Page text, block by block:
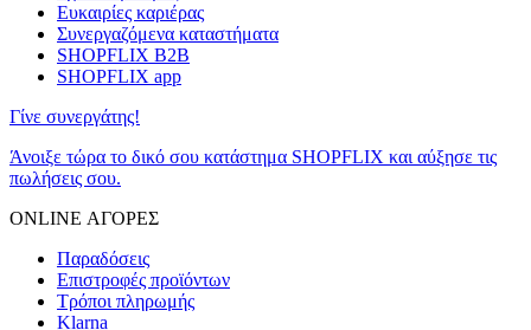
Ευκαιρίες καριέρας
Συνεργαζόμενα καταστήματα
SHOPFLIX B2B
SHOPFLIX app
Γίνε συνεργάτης!
Άνοιξε τώρα το δικό σου κατάστημα SHOPFLIX και αύξησε τις
πωλήσεις σου.
ONLINE ΑΓΟΡΕΣ
Παραδόσεις
Επιστροφές προϊόντων
Τρόποι πληρωμής
Klarna